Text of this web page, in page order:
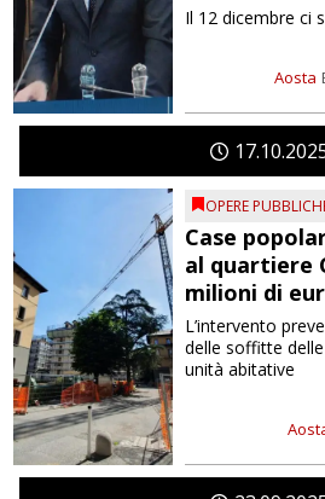
Aosta
Il 12 dicembre ci
17 10
OPERE
Case
al quartiere
milioni di
L’intervento
delle soffitte
unità abitative